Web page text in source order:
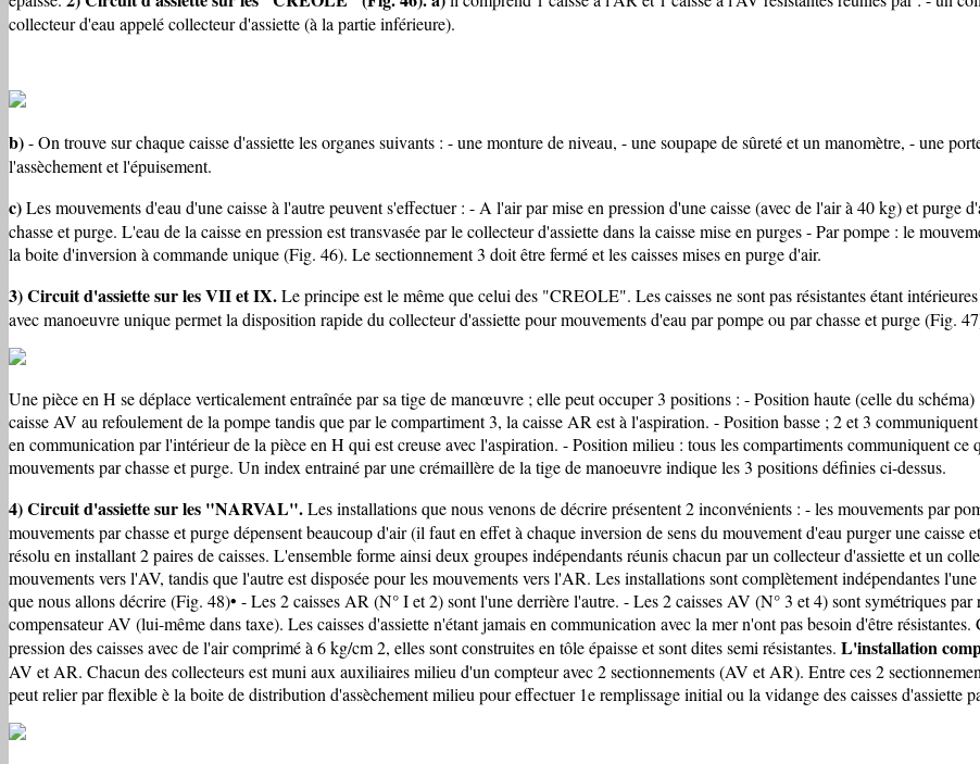
collecteur d'eau appelé collecteur d'assiette (à la partie inférieure).
b)- On trouve sur chaque caisse d'assiette les organes suivants : - une monture de niveau, - une soupape de sûreté et un manomètre, - une
l'assèchement et l'épuisement.
c)Les mouvements d'eau d'une caisse à l'autre peuvent s'effectuer : - A l'air par mise en pression d'une caisse (avec de l'air à 40 kg) et purge
chasse et purge. L'eau de la caisse en pression est transvasée par le collecteur d'assiette dans la caisse mise en purges - Par pompe : le
la boite d'inversion à commande unique (Fig. 46). Le sectionnement 3 doit être fermé et les caisses mises en purge d'air.
3)Circuit d'assiette sur les VII et IX.Le principe est le même que celui des "CREOLE". Les caisses ne sont pas résistantes étant
avec manoeuvre unique permet la disposition rapide du collecteur d'assiette pour mouvements d'eau par pompe ou par chasse et purge (Fig.
Une pièce en H se déplace verticalement entraînée par sa tige de manœuvre ; elle peut occuper 3 positions : - Position haute (celle du
caisse AV au refoulement de la pompe tandis que par le compartiment 3, la caisse AR est à l'aspiration. - Position basse ; 2 et 3
en communication par l'intérieur de la pièce en H qui est creuse avec l'aspiration. - Position milieu : tous les compartiments communiquent ce
mouvements par chasse et purge. Un index entrainé par une crémaillère de la tige de manoeuvre indique les 3 positions définies ci-dessus.
4) Circuit d'assiette sur les "NARVAL".Les installations que nous venons de décrire présentent 2 inconvénients : - les mouvements par
mouvements par chasse et purge dépensent beaucoup d'air (il faut en effet à chaque inversion de sens du mouvement d'eau purger une
résolu en installant 2 paires de caisses. L'ensemble forme ainsi deux groupes indépendants réunis chacun par un collecteur d'assiette et un
mouvements vers l'AV, tandis que l'autre est disposée pour les mouvements vers l'AR. Les installations sont complètement indépendantes
que nous allons décrire (Fig. 48)• - Les 2 caisses AR (N° I et 2) sont l'une derrière l'autre. - Les 2 caisses AV (N° 3 et 4) sont symétriques
compensateur AV (lui-même dans taxe). Les caisses d'assiette n'étant jamais en communication avec la mer n'ont pas besoin d'être
pression des caisses avec de l'air comprimé à 6 kg/cm 2, elles sont construites en tôle épaisse et sont dites semi résistantes. L'installation
AV et AR. Chacun des collecteurs est muni aux auxiliaires milieu d'un compteur avec 2 sectionnements (AV et AR). Entre ces 2
peut relier par flexible è la boite de distribution d'assèchement milieu pour effectuer 1e remplissage initial ou la vidange des caisses d'assiette